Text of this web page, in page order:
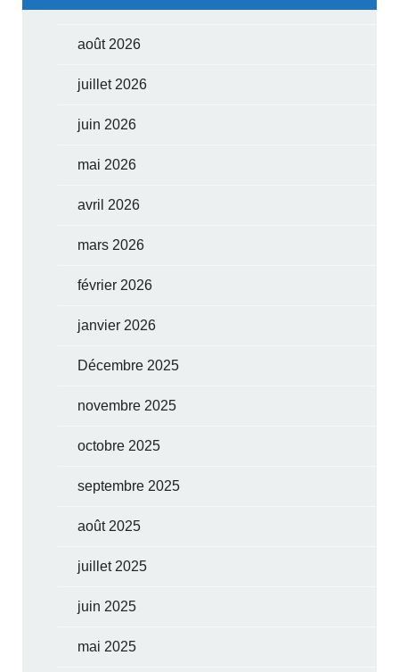
août 2026
juillet 2026
juin 2026
mai 2026
avril 2026
mars 2026
février 2026
janvier 2026
Décembre 2025
novembre 2025
octobre 2025
septembre 2025
août 2025
juillet 2025
juin 2025
mai 2025